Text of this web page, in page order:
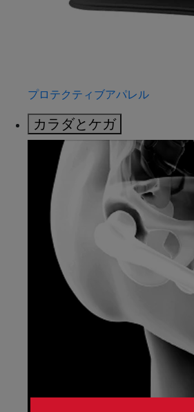
プロテクティブアパレル
カラダとケガ